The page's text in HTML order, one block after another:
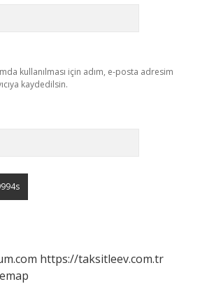
kullanılması için adım, e-posta adresim
kaydedilsin.
https://taksitleev.com.tr